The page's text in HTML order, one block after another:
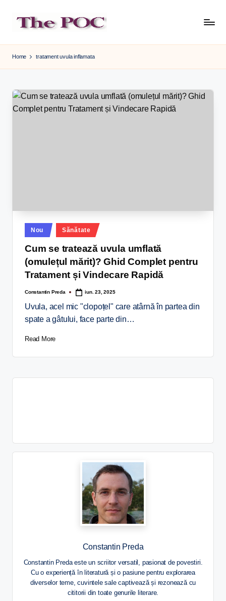
content
Home tratament uvula inflamata
Nou Sănătate
Cum se tratează uvula umflată
(omulețul mărit)? Ghid Complet pentru
Tratament și Vindecare Rapidă
Constantin Preda iun. 23, 2025
Uvula, acel mic "clopoțel" care atârnă în partea din
spate a gâtului, face parte din…
Read More
Constantin Preda
Constantin Preda este un scriitor versatil, pasionat de povestiri.
Cu o experiență în literatură și o pasiune pentru explorarea
diverselor teme, cuvintele sale captivează și rezonează cu
cititorii din toate genurile literare.